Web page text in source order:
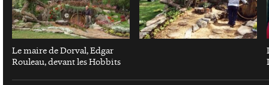
Le maire de Dorval, Edgar
Rouleau, devant les Hobbits